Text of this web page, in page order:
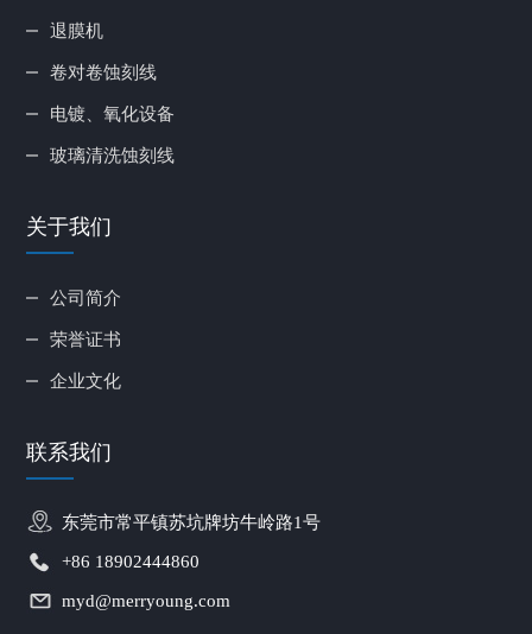
退膜机
卷对卷蚀刻线
电镀、氧化设备
玻璃清洗蚀刻线
关于我们
公司简介
荣誉证书
企业文化
联系我们
东莞市常平镇苏坑牌坊牛岭路1号
+86 18902444860
myd@merryoung.com